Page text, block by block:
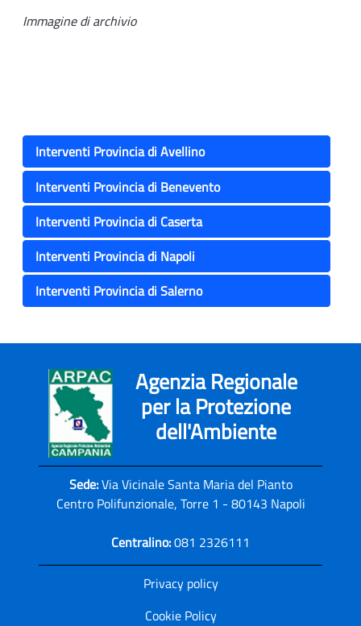
Immagine di archivio
Interventi Provincia di Avellino
Interventi Provincia di Benevento
Interventi Provincia di Caserta
Interventi Provincia di Napoli
Interventi Provincia di Salerno
Agenzia Regionale
per la Protezione
dell'Ambiente
Sede:Via Vicinale Santa Maria del Pianto
Centro Polifunzionale, Torre 1 - 80143 Napoli
Centralino:081 2326111
Privacy policy
Cookie Policy